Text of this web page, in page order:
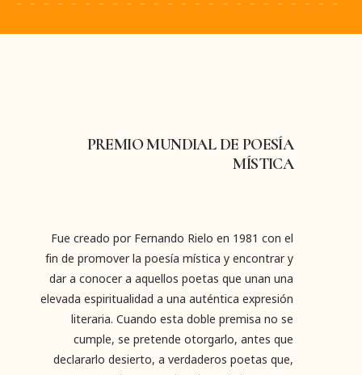
PREMIO MUNDIAL DE POESÍA
MÍSTICA
Fue creado por Fernando Rielo en 1981 con el
fin de promover la poesía mística y encontrar y
dar a conocer a aquellos poetas que unan una
elevada espiritualidad a una auténtica expresión
literaria. Cuando esta doble premisa no se
cumple, se pretende otorgarlo, antes que
declararlo desierto, a verdaderos poetas que,